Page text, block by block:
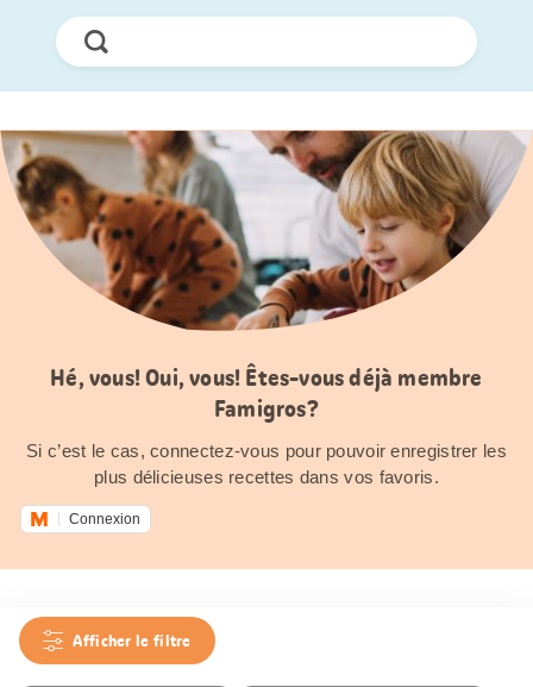
Chercher
Hé, vous! Oui, vous! Êtes-vous déjà membre
Famigros?
Si c’est le cas, connectez-vous pour pouvoir enregistrer les
plus délicieuses recettes dans vos favoris.
Connexion
Afficher le filtre